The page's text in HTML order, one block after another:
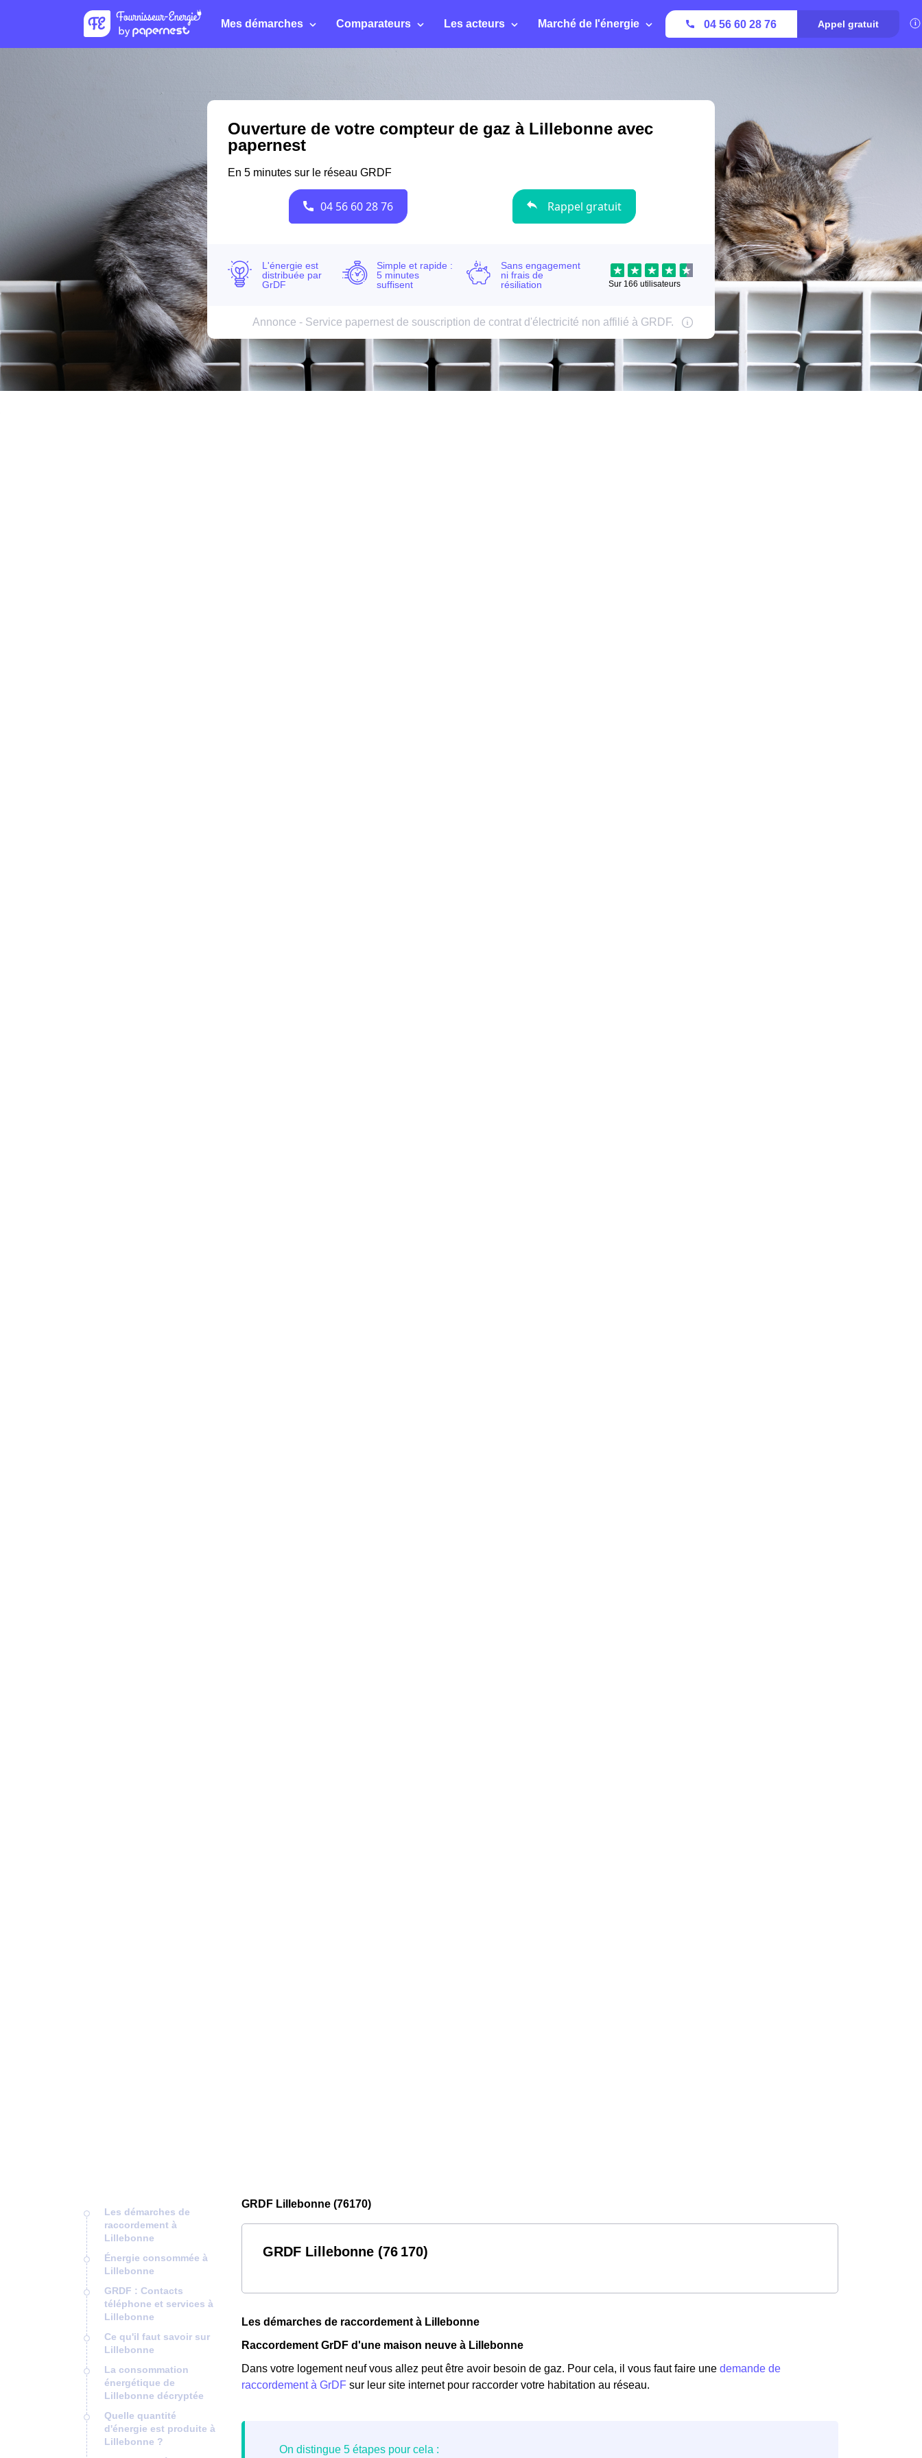
Mes démarches Comparateurs Les acteurs Marché de l'énergie 04 56 60 28 76 Appel gratuit
Les démarches de
raccordement à
Lillebonne
Énergie consommée à
Lillebonne
GRDF : Contacts
téléphone et services à
Lillebonne
Ce qu'il faut savoir sur
Lillebonne
La consommation
énergétique de
Lillebonne décryptée
Quelle quantité
d'énergie est produite à
Lillebonne ?
GRDF Lillebonne (76170)
GRDF Lillebonne (76 170)
Les démarches de raccordement à Lillebonne
Raccordement GrDF d'une maison neuve à Lillebonne
Dans votre logement neuf vous allez peut être avoir besoin de gaz. Pour cela, il vous faut faire une demande de
raccordement à GrDF sur leur site internet pour raccorder votre habitation au réseau.